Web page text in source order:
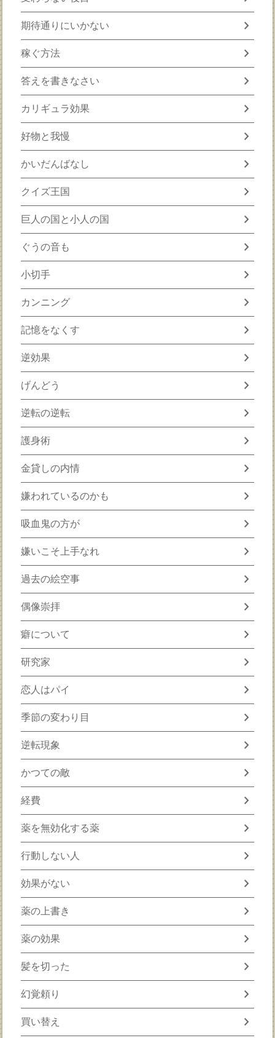
期待通りにいかない chevron_right
稼ぐ方法 chevron_right
答えを書きなさい chevron_right
カリギュラ効果 chevron_right
好物と我慢 chevron_right
かいだんばなし chevron_right
クイズ王国 chevron_right
巨人の国と小人の国 chevron_right
ぐうの音も chevron_right
小切手 chevron_right
カンニング chevron_right
記憶をなくす chevron_right
逆効果 chevron_right
げんどう chevron_right
逆転の逆転 chevron_right
護身術 chevron_right
金貸しの内情 chevron_right
嫌われているのかも chevron_right
吸血鬼の方が chevron_right
嫌いこそ上手なれ chevron_right
過去の絵空事 chevron_right
偶像崇拝 chevron_right
癖について chevron_right
研究家 chevron_right
恋人はパイ chevron_right
季節の変わり目 chevron_right
逆転現象 chevron_right
かつての敵 chevron_right
経費 chevron_right
薬を無効化する薬 chevron_right
行動しない人 chevron_right
効果がない chevron_right
薬の上書き chevron_right
薬の効果 chevron_right
髪を切った chevron_right
幻覚頼り chevron_right
買い替え chevron_right